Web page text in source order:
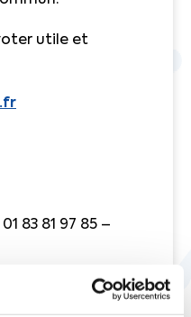
utile et
83 81 97 85 –
général adjoint